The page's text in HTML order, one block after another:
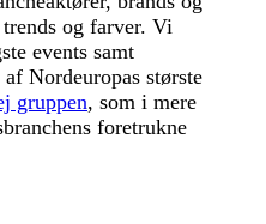
og farver. Vi
events samt
Nordeuropas største
gruppen, som i mere
foretrukne